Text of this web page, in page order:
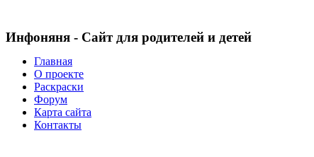
Инфоняня - Сайт для родителей и детей
Главная
О проекте
Раскраски
Форум
Карта сайта
Контакты